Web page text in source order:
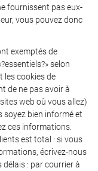
fournissent pas eux-
vous pouvez donc
exemptés de
selon
les cookies de
de ne pas avoir à
web où vous allez)
soyez bien informé et
ces informations.
est total : si vous
écrivez-nous
: par courrier à